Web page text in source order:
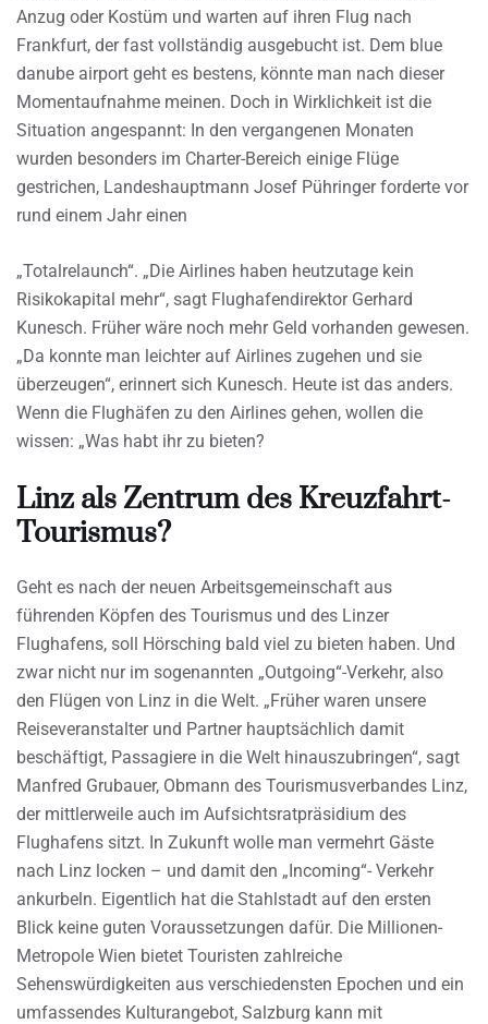
Anzug oder Kostüm und warten auf ihren Flug nach
Frankfurt, der fast vollständig ausgebucht ist. Dem blue
danube airport geht es bestens, könnte man nach dieser
Momentaufnahme meinen. Doch in Wirklichkeit ist die
Situation angespannt: In den vergangenen Monaten
wurden besonders im Charter-Bereich einige Flüge
gestrichen, Landeshauptmann Josef Pühringer forderte vor
rund einem Jahr einen
„Totalrelaunch“. „Die Airlines haben heutzutage kein
Risikokapital mehr“, sagt Flughafendirektor Gerhard
Kunesch. Früher wäre noch mehr Geld vorhanden gewesen.
„Da konnte man leichter auf Airlines zugehen und sie
überzeugen“, erinnert sich Kunesch. Heute ist das anders.
Wenn die Flughäfen zu den Airlines gehen, wollen die
wissen: „Was habt ihr zu bieten?
Linz als Zentrum des Kreuzfahrt-
Tourismus?
Geht es nach der neuen Arbeitsgemeinschaft aus
führenden Köpfen des Tourismus und des Linzer
Flughafens, soll Hörsching bald viel zu bieten haben. Und
zwar nicht nur im sogenannten „Outgoing“-Verkehr, also
den Flügen von Linz in die Welt. „Früher waren unsere
Reiseveranstalter und Partner hauptsächlich damit
beschäftigt, Passagiere in die Welt hinauszubringen“, sagt
Manfred Grubauer, Obmann des Tourismusverbandes Linz,
der mittlerweile auch im Aufsichtsratpräsidium des
Flughafens sitzt. In Zukunft wolle man vermehrt Gäste
nach Linz locken – und damit den „Incoming“- Verkehr
ankurbeln. Eigentlich hat die Stahlstadt auf den ersten
Blick keine guten Voraussetzungen dafür. Die Millionen-
Metropole Wien bietet Touristen zahlreiche
Sehenswürdigkeiten aus verschiedensten Epochen und ein
umfassendes Kulturangebot, Salzburg kann mit